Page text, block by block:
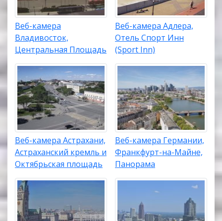
Веб-камера
Владивосток,
Центральная Площадь
Веб-камера Адлера,
Отель Спорт Инн
(Sport Inn)
Веб-камера Астрахани,
Астраханский кремль и
Октябрьская площадь
Веб-камера Германии,
Франкфурт-на-Майне,
Панорама